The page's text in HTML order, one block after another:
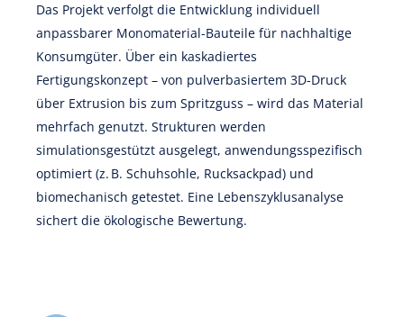
Das Projekt verfolgt die Entwicklung individuell
anpassbarer Monomaterial-Bauteile für nachhaltige
Konsumgüter. Über ein kaskadiertes
Fertigungskonzept – von pulverbasiertem 3D-Druck
über Extrusion bis zum Spritzguss – wird das Material
mehrfach genutzt. Strukturen werden
simulationsgestützt ausgelegt, anwendungsspezifisch
optimiert (z. B. Schuhsohle, Rucksackpad) und
biomechanisch getestet. Eine Lebenszyklusanalyse
sichert die ökologische Bewertung.